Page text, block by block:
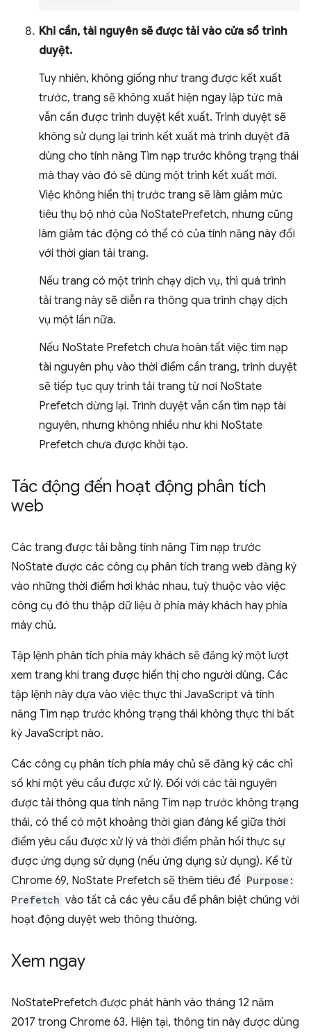
Khi cần, tài nguyên sẽ được tải vào cửa sổ trình
duyệt.
Tuy nhiên, không giống như trang được kết xuất
trước, trang sẽ không xuất hiện ngay lập tức mà
vẫn cần được trình duyệt kết xuất. Trình duyệt sẽ
không sử dụng lại trình kết xuất mà trình duyệt đã
dùng cho tính năng Tìm nạp trước không trạng thái
mà thay vào đó sẽ dùng một trình kết xuất mới.
Việc không hiển thị trước trang sẽ làm giảm mức
tiêu thụ bộ nhớ của NoStatePrefetch, nhưng cũng
làm giảm tác động có thể có của tính năng này đối
với thời gian tải trang.
Nếu trang có một trình chạy dịch vụ, thì quá trình
tải trang này sẽ diễn ra thông qua trình chạy dịch
vụ một lần nữa.
Nếu NoState Prefetch chưa hoàn tất việc tìm nạp
tài nguyên phụ vào thời điểm cần trang, trình duyệt
sẽ tiếp tục quy trình tải trang từ nơi NoState
Prefetch dừng lại. Trình duyệt vẫn cần tìm nạp tài
nguyên, nhưng không nhiều như khi NoState
Prefetch chưa được khởi tạo.
Tác động đến hoạt động phân tích
web
Các trang được tải bằng tính năng Tìm nạp trước
NoState được các công cụ phân tích trang web đăng ký
vào những thời điểm hơi khác nhau, tuỳ thuộc vào việc
công cụ đó thu thập dữ liệu ở phía máy khách hay phía
máy chủ.
Tập lệnh phân tích phía máy khách sẽ đăng ký một lượt
xem trang khi trang được hiển thị cho người dùng. Các
tập lệnh này dựa vào việc thực thi JavaScript và tính
năng Tìm nạp trước không trạng thái không thực thi bất
kỳ JavaScript nào.
Các công cụ phân tích phía máy chủ sẽ đăng ký các chỉ
số khi một yêu cầu được xử lý. Đối với các tài nguyên
được tải thông qua tính năng Tìm nạp trước không trạng
thái, có thể có một khoảng thời gian đáng kể giữa thời
điểm yêu cầu được xử lý và thời điểm phản hồi thực sự
được ứng dụng sử dụng (nếu ứng dụng sử dụng). Kể từ
Chrome 69, NoState Prefetch sẽ thêm tiêu đề Purpose:
Prefetch vào tất cả các yêu cầu để phân biệt chúng với
hoạt động duyệt web thông thường.
Xem ngay
NoStatePrefetch được phát hành vào tháng 12 năm
2017 trong Chrome 63. Hiện tại, thông tin này được dùng